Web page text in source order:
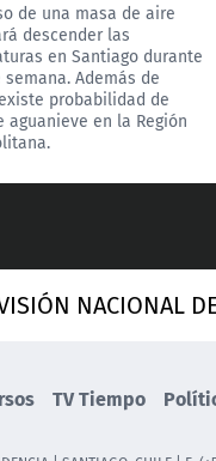
de una masa de aire
descender las
en Santiago durante
Además de
probabilidad de
aguanieve en la Región
NACIONAL
TV Tiempo